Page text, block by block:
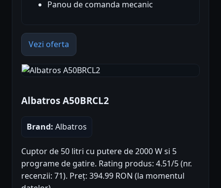
Panou de comanda mecanic
Vezi oferta
Albatros A50BRCL2
Brand: Albatros
Cuptor de 50 litri cu putere de 2000 W si 5
programe de gatire. Rating produs: 4.51/5 (nr.
recenzii: 71). Preț: 394.99 RON (la momentul